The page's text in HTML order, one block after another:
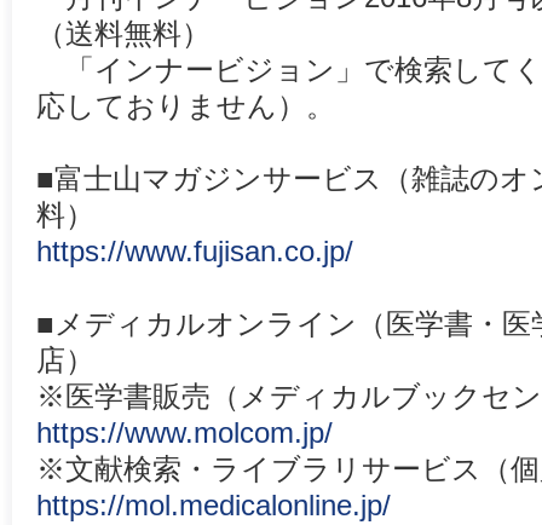
（送料無料）
「インナービジョン」で検索して
応しておりません）。
■富士山マガジンサービス（雑誌のオ
料）
https://www.fujisan.co.jp/
■メディカルオンライン（医学書・
店）
※医学書販売（メディカルブックセ
https://www.molcom.jp/
※文献検索・ライブラリサービス（
https://mol.medicalonline.jp/